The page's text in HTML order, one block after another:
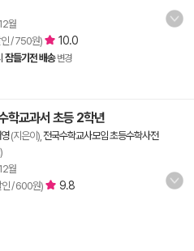
월
/ 750원) 10.0
잠들기전 배송 변경
학교과서 초등 2학년
(지은이), 전국수학교사모임 초등수학사전
월
인 / 600원)
9.8